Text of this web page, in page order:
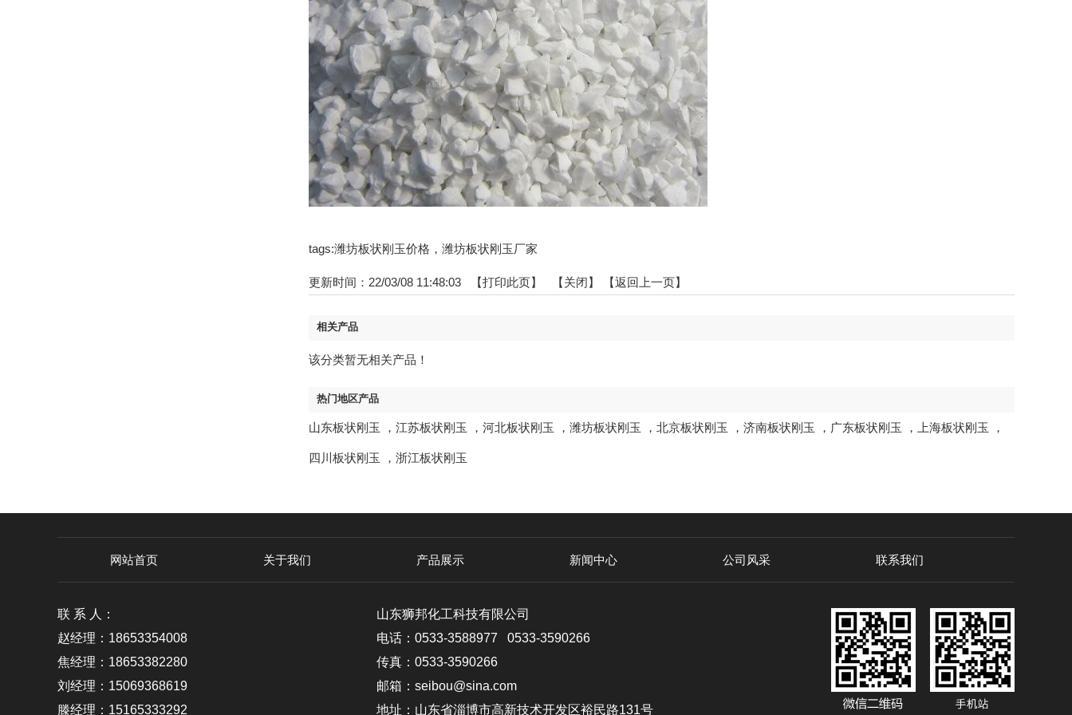
tags:潍坊板状刚玉价格，潍坊板状刚玉厂家
更新时间：22/03/08 11:48:03 【打印此页】 【关闭】 【返回上一页】
相关产品
该分类暂无相关产品！
热门地区产品
山东板状刚玉 ， 江苏板状刚玉 ， 河北板状刚玉 ， 潍坊板状刚玉 ， 北京板状刚玉 ， 济南板状刚玉 ， 广东板状刚玉 ， 上海板状刚玉 ，
四川板状刚玉 ， 浙江板状刚玉
网站首页 关于我们 产品展示 新闻中心 公司风采 联系我们
联 系 人：
赵经理：18653354008
焦经理：18653382280
刘经理：15069368619
滕经理：15165333292
山东狮邦化工科技有限公司
电话：0533-3588977 0533-3590266
传真：0533-3590266
邮箱：seibou@sina.com
地址：山东省淄博市高新技术开发区裕民路131号